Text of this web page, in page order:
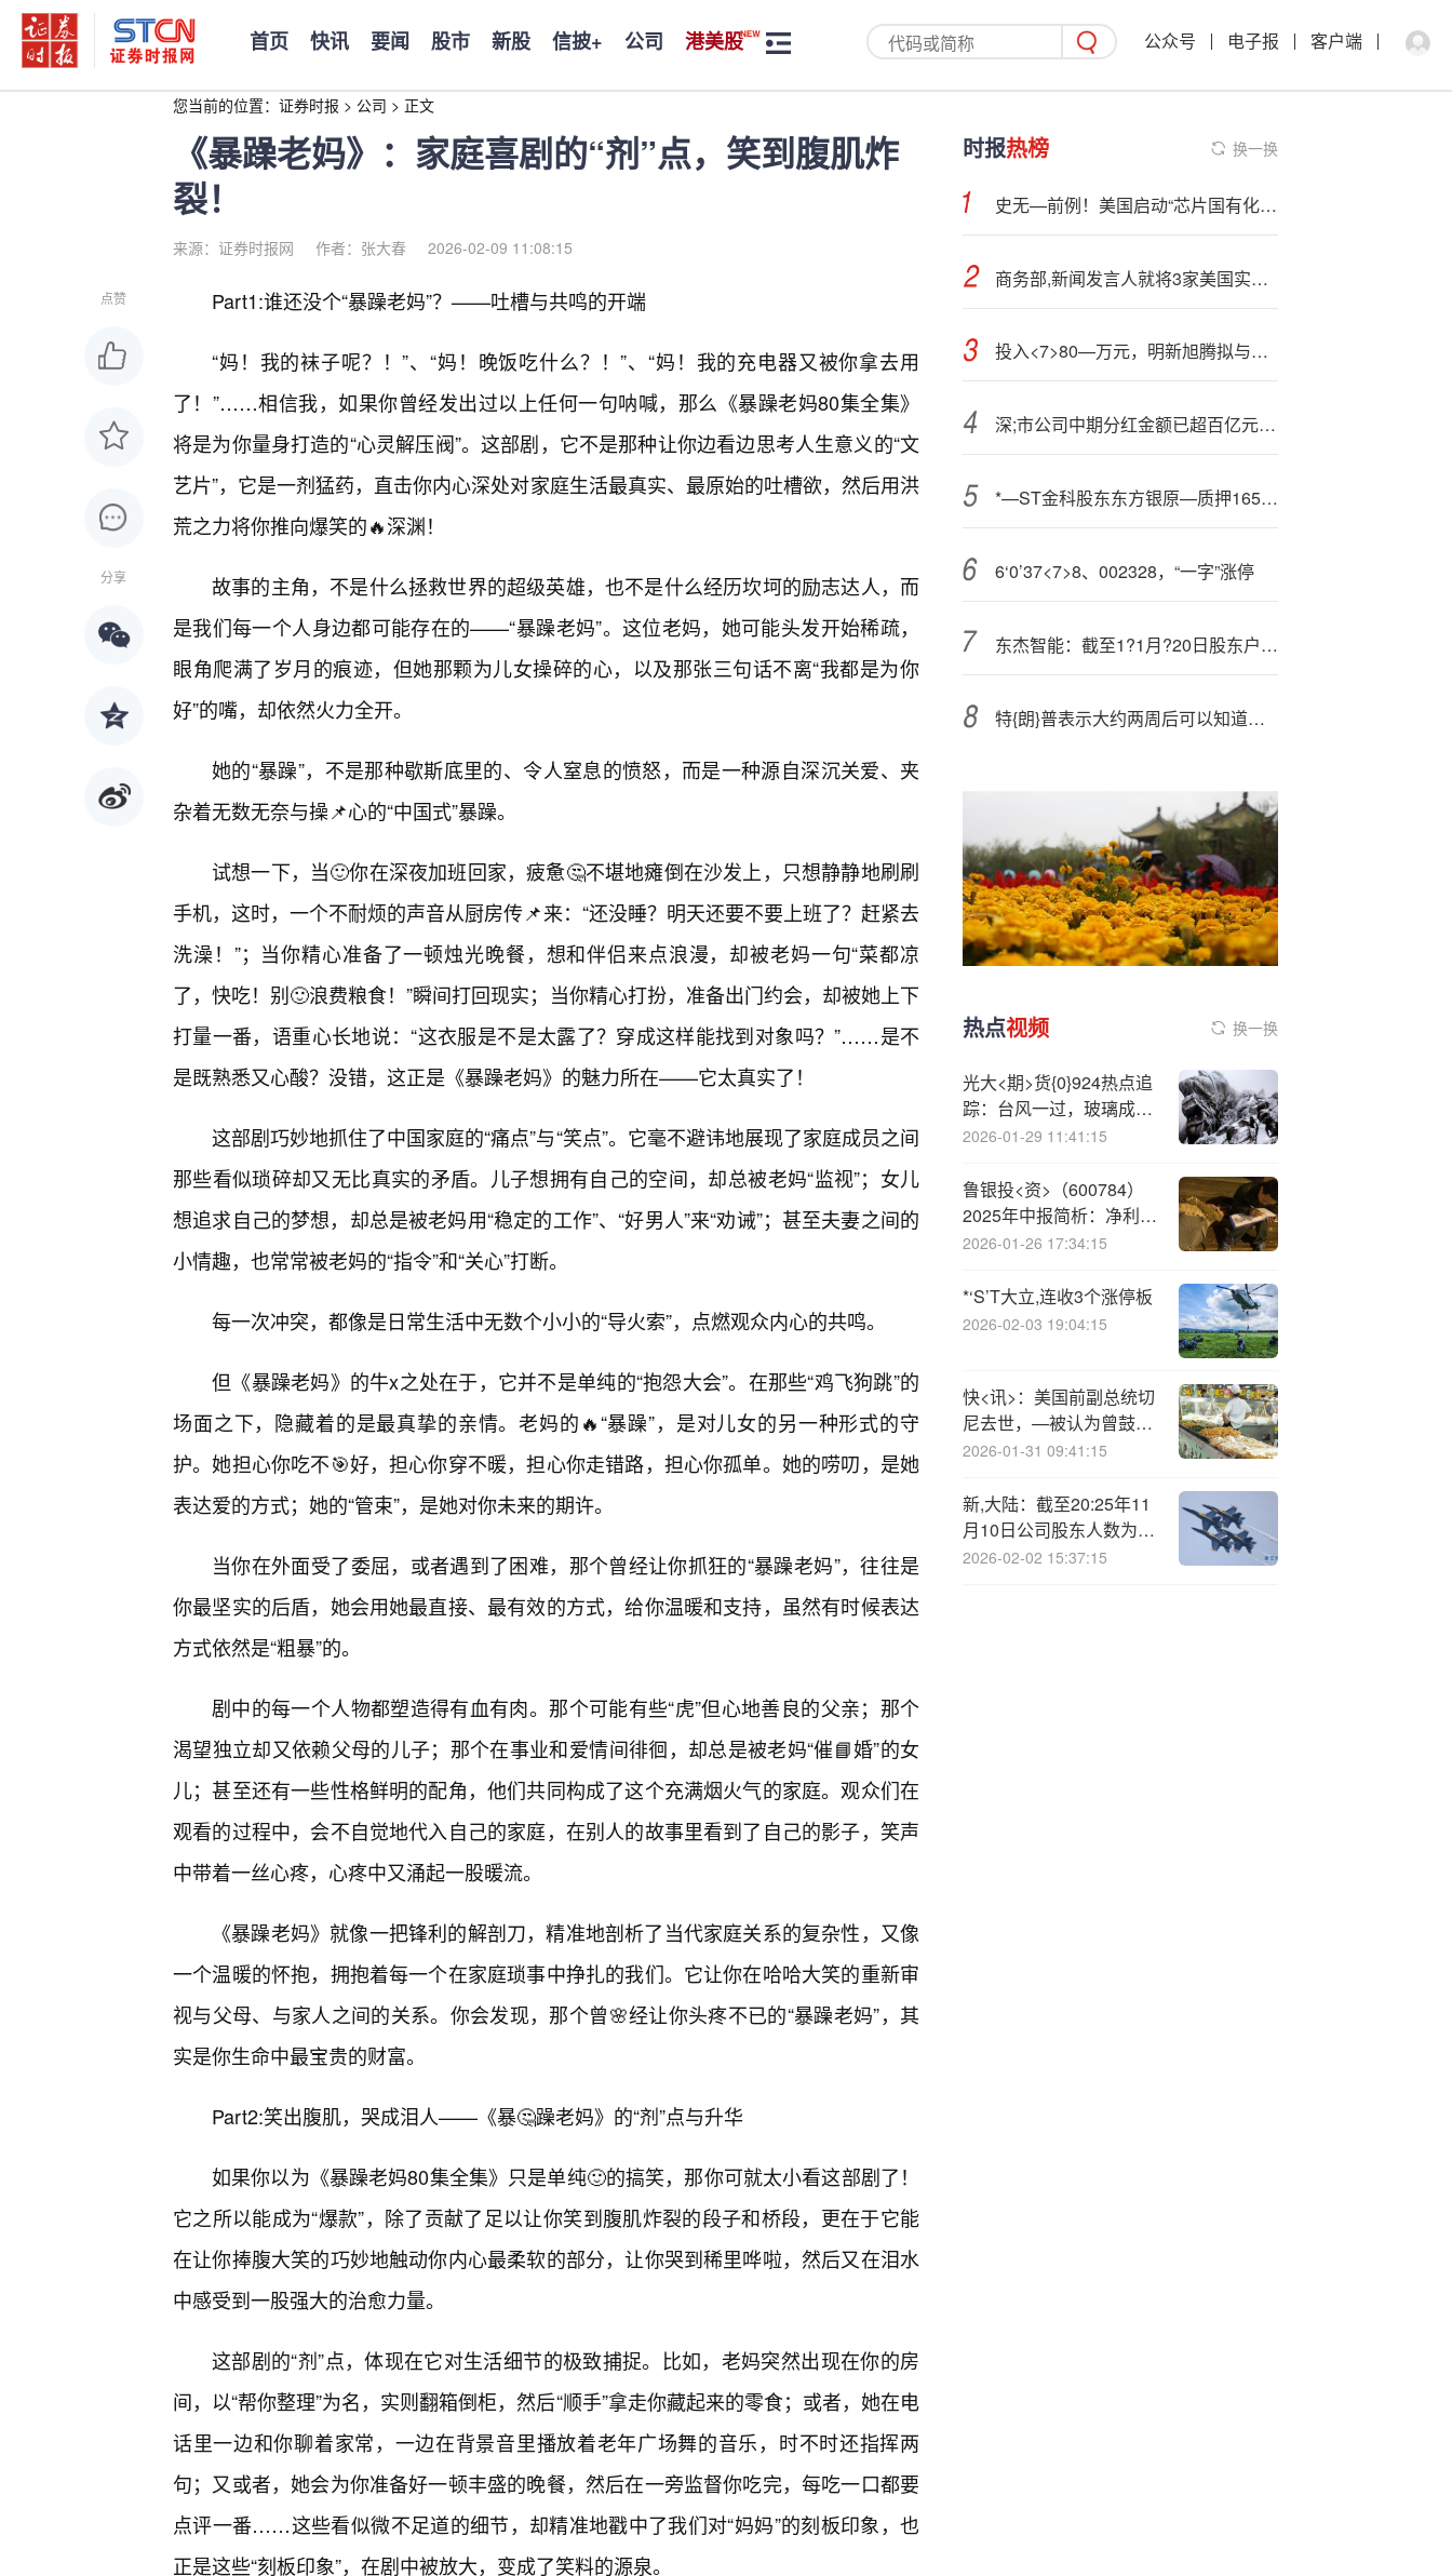
首页 快讯 要闻 股市 新股 信披+ 公司 港美股 公众号 电子报 客户端
您当前的位置： 证券时报 > 公司 > 正文
《暴躁老妈》：家庭喜剧的“剂”点，笑到腹肌炸
裂！
来源：证券时报网 作者：张大春 2026-02-09 11:08:15
点赞
分享
Part1:谁还没个“暴躁老妈”？——吐槽与共鸣的开端
“妈！我的袜子呢？！”、“妈！晚饭吃什么？！”、“妈！我的充电器又被你拿去用
了！”……相信我，如果你曾经发出过以上任何一句呐喊，那么《暴躁老妈80集全集》
将是为你量身打造的“心灵解压阀”。这部剧，它不是那种让你边看边思考人生意义的“文
艺片”，它是一剂猛药，直击你内心深处对家庭生活最真实、最原始的吐槽欲，然后用洪
荒之力将你推向爆笑的🔥深渊！
故事的主角，不是什么拯救世界的超级英雄，也不是什么经历坎坷的励志达人，而
是我们每一个人身边都可能存在的——“暴躁老妈”。这位老妈，她可能头发开始稀疏，
眼角爬满了岁月的痕迹，但她那颗为儿女操碎的心，以及那张三句话不离“我都是为你
好”的嘴，却依然火力全开。
她的“暴躁”，不是那种歇斯底里的、令人窒息的愤怒，而是一种源自深沉关爱、夹
杂着无数无奈与操📌心的“中国式”暴躁。
试想一下，当🙂你在深夜加班回家，疲惫🤔不堪地瘫倒在沙发上，只想静静地刷刷
手机，这时，一个不耐烦的声音从厨房传📌来：“还没睡？明天还要不要上班了？赶紧去
洗澡！”；当你精心准备了一顿烛光晚餐，想和伴侣来点浪漫，却被老妈一句“菜都凉
了，快吃！别🙂浪费粮食！”瞬间打回现实；当你精心打扮，准备出门约会，却被她上下
打量一番，语重心长地说：“这衣服是不是太露了？穿成这样能找到对象吗？”……是不
是既熟悉又心酸？没错，这正是《暴躁老妈》的魅力所在——它太真实了！
这部剧巧妙地抓住了中国家庭的“痛点”与“笑点”。它毫不避讳地展现了家庭成员之间
那些看似琐碎却又无比真实的矛盾。儿子想拥有自己的空间，却总被老妈“监视”；女儿
想追求自己的梦想，却总是被老妈用“稳定的工作”、“好男人”来“劝诫”；甚至夫妻之间的
小情趣，也常常被老妈的“指令”和“关心”打断。
每一次冲突，都像是日常生活中无数个小小的“导火索”，点燃观众内心的共鸣。
但《暴躁老妈》的牛x之处在于，它并不是单纯的“抱怨大会”。在那些“鸡飞狗跳”的
场面之下，隐藏着的是最真挚的亲情。老妈的🔥“暴躁”，是对儿女的另一种形式的守
护。她担心你吃不🎯好，担心你穿不暖，担心你走错路，担心你孤单。她的唠叨，是她
表达爱的方式；她的“管束”，是她对你未来的期许。
当你在外面受了委屈，或者遇到了困难，那个曾经让你抓狂的“暴躁老妈”，往往是
你最坚实的后盾，她会用她最直接、最有效的方式，给你温暖和支持，虽然有时候表达
方式依然是“粗暴”的。
剧中的每一个人物都塑造得有血有肉。那个可能有些“虎”但心地善良的父亲；那个
渴望独立却又依赖父母的儿子；那个在事业和爱情间徘徊，却总是被老妈“催📘婚”的女
儿；甚至还有一些性格鲜明的配角，他们共同构成了这个充满烟火气的家庭。观众们在
观看的过程中，会不自觉地代入自己的家庭，在别人的故事里看到了自己的影子，笑声
中带着一丝心疼，心疼中又涌起一股暖流。
《暴躁老妈》就像一把锋利的解剖刀，精准地剖析了当代家庭关系的复杂性，又像
一个温暖的怀抱，拥抱着每一个在家庭琐事中挣扎的我们。它让你在哈哈大笑的重新审
视与父母、与家人之间的关系。你会发现，那个曾🌸经让你头疼不已的“暴躁老妈”，其
实是你生命中最宝贵的财富。
Part2:笑出腹肌，哭成泪人——《暴🤔躁老妈》的“剂”点与升华
如果你以为《暴躁老妈80集全集》只是单纯🙂的搞笑，那你可就太小看这部剧了！
它之所以能成为“爆款”，除了贡献了足以让你笑到腹肌炸裂的段子和桥段，更在于它能
在让你捧腹大笑的巧妙地触动你内心最柔软的部分，让你哭到稀里哗啦，然后又在泪水
中感受到一股强大的治愈力量。
这部剧的“剂”点，体现在它对生活细节的极致捕捉。比如，老妈突然出现在你的房
间，以“帮你整理”为名，实则翻箱倒柜，然后“顺手”拿走你藏起来的零食；或者，她在电
话里一边和你聊着家常，一边在背景音里播放着老年广场舞的音乐，时不时还指挥两
句；又或者，她会为你准备好一顿丰盛的晚餐，然后在一旁监督你吃完，每吃一口都要
点评一番……这些看似微不足道的细节，却精准地戳中了我们对“妈妈”的刻板印象，也
正是这些“刻板印象”，在剧中被放大，变成了笑料的源泉。
时报热榜 换一换
史无—前例！美国启动“芯片国有化”，还想入股三星、台积电、美光等巨头
商务部,新闻发言人就将3家美国实体列入出口管制管控名单答记者问
投入<7>80—万元，明新旭腾拟与关联方成立合资公司，加码布局机器人赛道
深;市公司中期分红金额已超百亿元 头部企业带头分红
*—ST金科股东东方银原—质押1656万股 累计质押近全部持股
6‘0’37<7>8、002328，“一字”涨停
东杰智能：截至1?1月?20日股东户数为29591户
特{朗}普表示大约两周后可以知道乌克兰能否实现和平
热点视频 换一换
光大<期>货{0}924热点追
踪：台风一过，玻璃成
“期货刺客”？
2026-01-29 11:41:15
鲁银投<资>（600784）
2025年中报简析：净利润
同比下降27.35%，公司
2026-01-26 17:34:15
*‘S’T大立,连收3个涨停板
2026-02-03 19:04:15
快<讯>：美国前副总统切
尼去世，—被认为曾鼓动
小布什发动伊拉克战争
2026-01-31 09:41:15
新,大陆：截至20:25年11
月10日公司股东人数为
70489户
2026-02-02 15:37:15